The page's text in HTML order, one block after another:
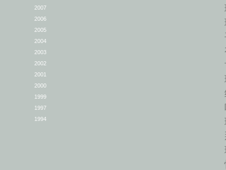
2007
2006
2005
2004
2003
2002
2001
2000
1999
1997
1994
理
理
平
有
世
理
给
唤
理
那
理
快